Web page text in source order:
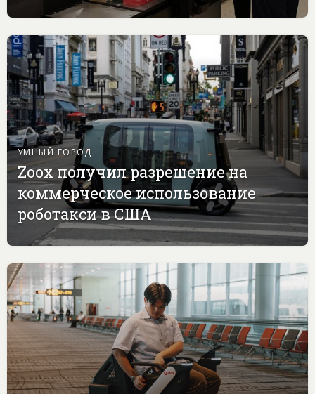
УМНЫЙ ГОРОД
Zoox получил разрешение на
коммерческое использование
роботакси в США